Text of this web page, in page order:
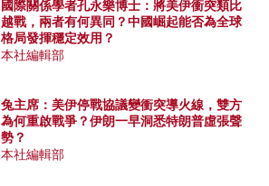
國際關係學者孔永樂博士：將美伊衝突類比
越戰，兩者有何異同？中國崛起能否為全球
格局發揮穩定效用？
本社編輯部
兔主席：美伊停戰協議變衝突導火線，雙方
為何重啟戰爭？伊朗一早洞悉特朗普虛張聲
勢？
本社編輯部